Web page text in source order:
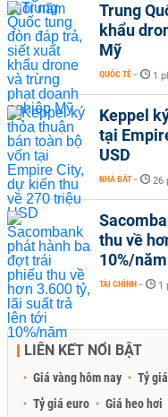
Trung
khẩu
Mỹ
QUỐC TẾ - 1
Keppel
tại
USD
NHÀ ĐẤT - 26
thu về
10%/năm
TÀI CHÍNH - 1
LIÊN KẾT NỔI BẬT
Giá vàng hôm nay Tỷ
Tỷ giá euro
Giá heo hơi